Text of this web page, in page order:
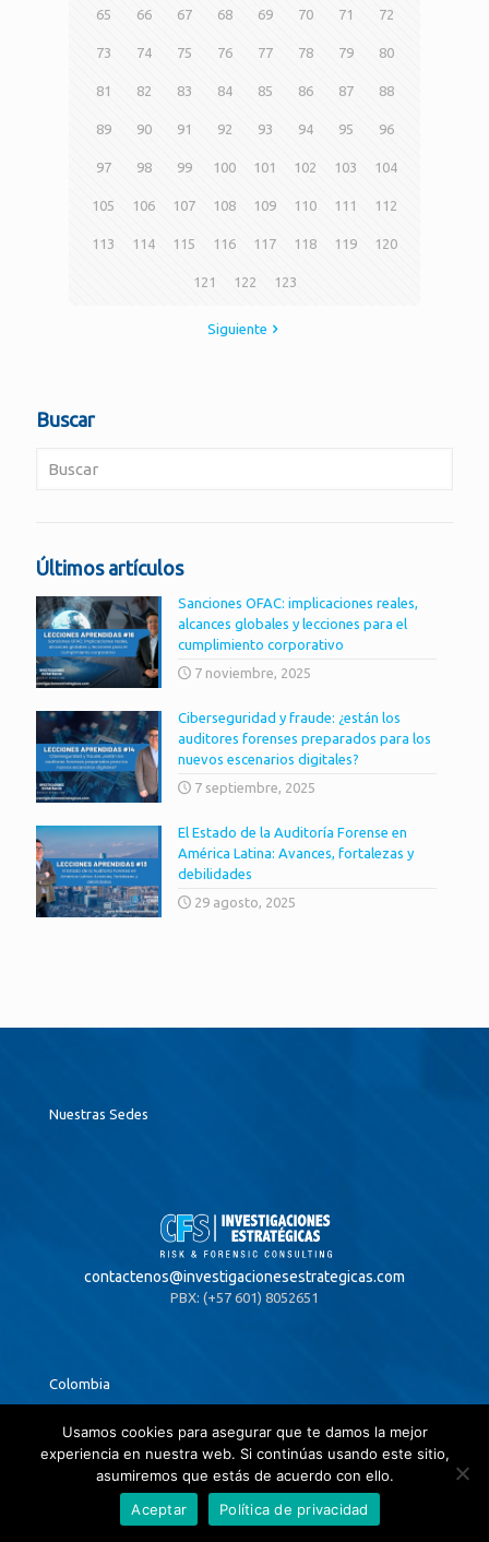
65 66 67 68 69 70 71 72
73 74 75 76 77 78 79 80
81 82 83 84 85 86 87 88
89 90 91 92 93 94 95 96
97 98 99 100 101 102 103 104
105 106 107 108 109 110 111 112
113 114 115 116 117 118 119 120
121 122 123
Siguiente
Buscar
Últimos artículos
Sanciones OFAC: implicaciones reales,
alcances globales y lecciones para el
cumplimiento corporativo
7 noviembre, 2025
Ciberseguridad y fraude: ¿están los
auditores forenses preparados para los
nuevos escenarios digitales?
7 septiembre, 2025
El Estado de la Auditoría Forense en
América Latina: Avances, fortalezas y
debilidades
29 agosto, 2025
Nuestras Sedes
contactenos@investigacionesestrategicas.com
PBX: (+57 601) 8052651
Colombia
Centro Empresarial 4
Carrera 13 # 94a-44 Of. 302
PBX: (+57 601) 8052651
Usamos cookies para asegurar que te damos la mejor
experiencia en nuestra web. Si continúas usando este sitio,
asumiremos que estás de acuerdo con ello.
Aceptar
Política de privacidad